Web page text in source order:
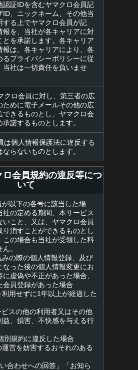
認証IDを含むヤマクロ会員記
ID、ニックネーム、その他当
する上でヤマクロ会員が記
報を、当社が各キャリアに対
とを承諾します。各キャリア
報は、各キャリアにより、各
るプライバシーポリシーに従
当社は一切責任を負いませ
クロ会員に対し、第三者の広
ために電子メールその他の広
できるものとし、ヤマクロ会
諾するものとします。
は個人情報保護法に違反する
らないものとします。
ロ会員規約の違反等につ
いて
以下の各号に該当した場
社の定める期間、本サービス
いこと、又は、ヤマクロ会員
り消すことができるものとし
この場合も当社が受領した料
。
の際の個人情報登録、及び
なった後の個人情報変更にお
虚偽や不正があった場合、
会員登録があった場合
用せずに1年以上が経過した
スの他の利用者又はその他
益、損害、不快感を与える行
別規約に違反した場合
営を妨害するおそれのある
合わせへの回答」「お知ら